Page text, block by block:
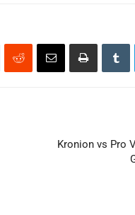
Kronion vs Pro